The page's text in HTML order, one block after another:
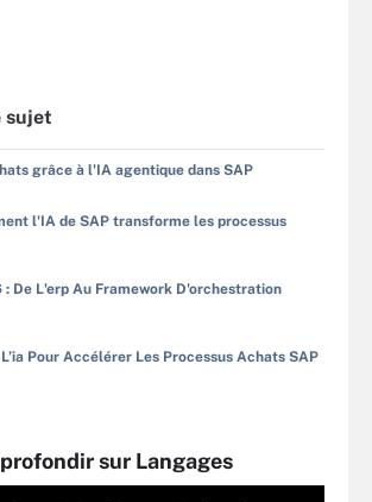
sujet
grâce à l'IA agentique dans SAP
l'IA de SAP transforme les processus
: De L'erp Au Framework D'orchestration
Pour Accélérer Les Processus Achats SAP
sur Langages